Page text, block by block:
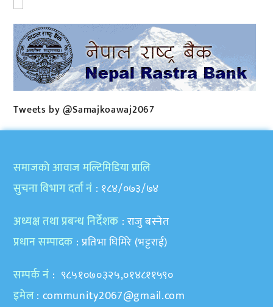
Tweets by @Samajkoawaj2067
समाजकाे आवाज मल्टिमिडिया प्रालि
सुचना विभाग दर्ता नं : १८४/०७३/७४
अध्यक्ष तथा प्रबन्ध निर्देशक : राजु बस्नेत
प्रधान सम्पादक : प्रतिभा घिमिरे (भट्टराई)
सम्पर्क नं : ९८५१०७०३२५,०१४८११५९०
इमेल: community2067@gmail.com